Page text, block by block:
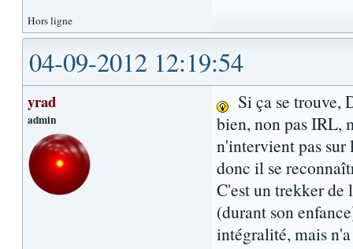
Hors ligne
04-09-2012 12:19:54
yrad
admin
Si ça se trouve,
bien, non pas IRL,
n'intervient pas
donc il se
C'est un trekker de
(durant son
intégralité, mais